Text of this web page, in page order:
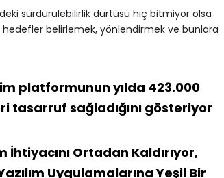
sürdürülebilirlik dürtüsü hiç bitmiyor olsa
belirlemek, yönlendirmek ve bunlara
platformunun yılda 423.000
sağladığını gösteriyor
İhtiyacını Ortadan Kaldırıyor,
Uygulamalarına Yeşil Bir